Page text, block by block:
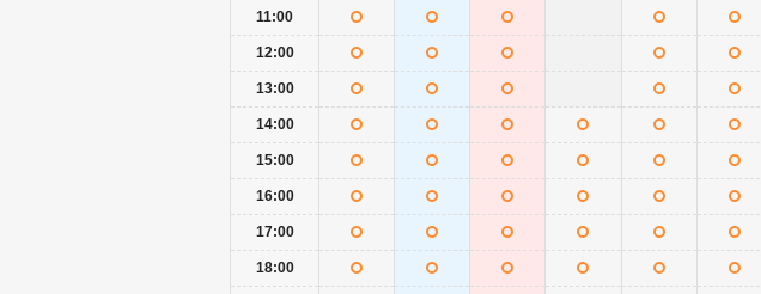
11:00
12:00
13:00
14:00
15:00
16:00
17:00
18:00